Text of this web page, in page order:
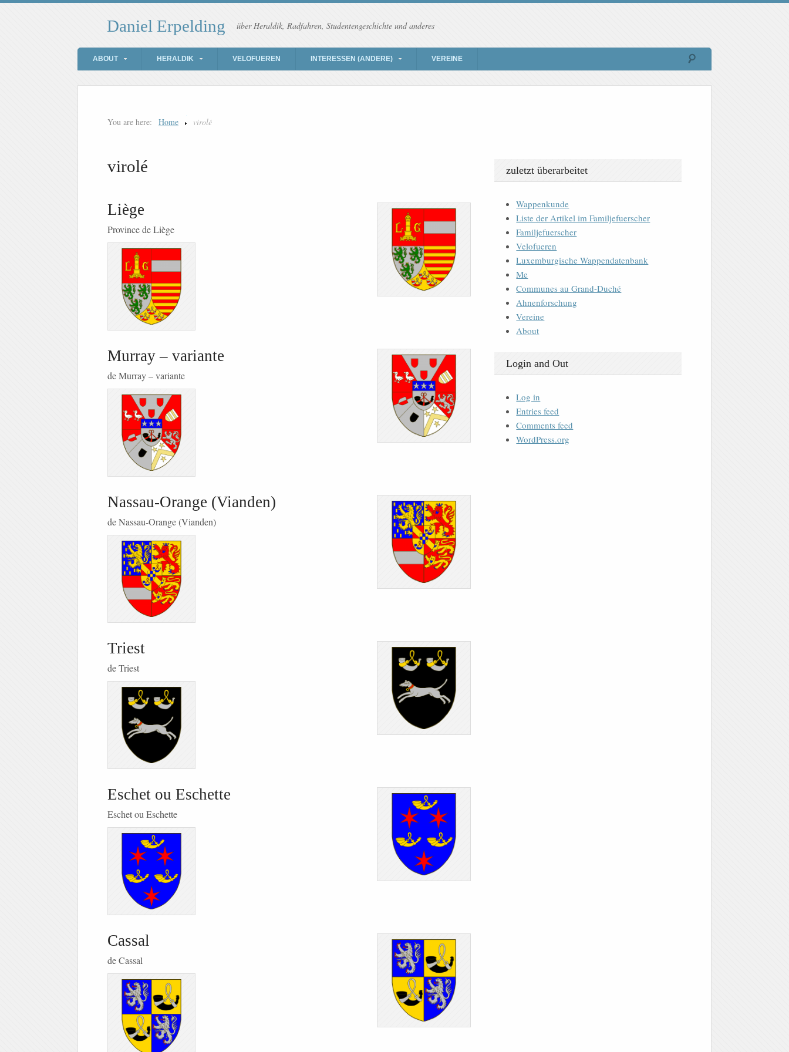
Daniel Erpelding über Heraldik, Radfahren, Studentengeschichte und anderes
ABOUT HERALDIK VELOFUEREN INTERESSEN (ANDERE) VEREINE
You are here: Home virolé
virolé
Liège
Province de Liège
Murray – variante
de Murray – variante
Nassau-Orange (Vianden)
de Nassau-Orange (Vianden)
Triest
de Triest
Eschet ou Eschette
Eschet ou Eschette
Cassal
de Cassal
zuletzt überarbeitet
Wappenkunde
Liste der Artikel im Familjefuerscher
Familjefuerscher
Velofueren
Luxemburgische Wappendatenbank
Me
Communes au Grand-Duché
Ahnenforschung
Vereine
About
Login and Out
Log in
Entries feed
Comments feed
WordPress.org